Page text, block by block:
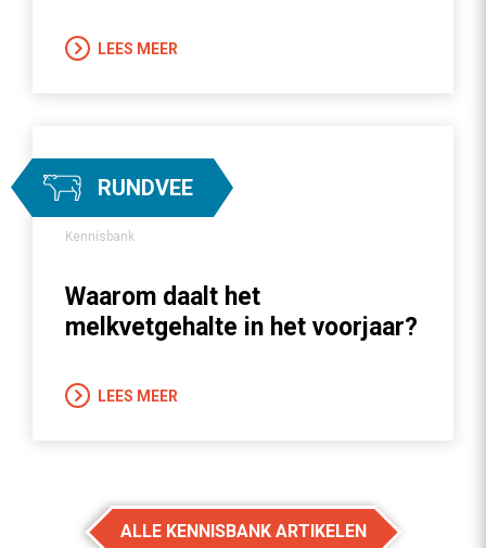
LEES MEER
RUNDVEE
Kennisbank
Waarom daalt het
melkvetgehalte in het voorjaar?
LEES MEER
ALLE KENNISBANK ARTIKELEN